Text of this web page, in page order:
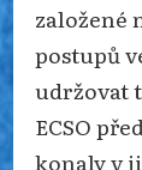
založené
postupů
udržovat
ECSO
konaly v